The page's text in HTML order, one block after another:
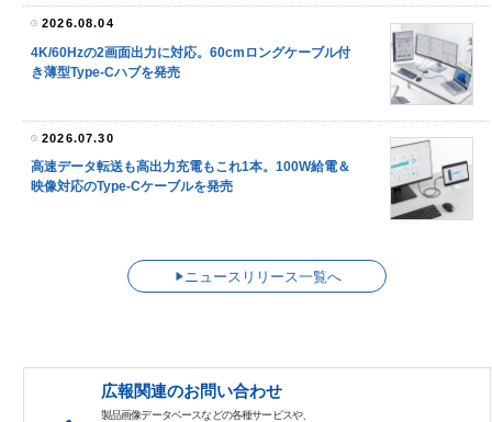
2026.08.04
4K/60Hzの2画面出力に対応。60cmロングケーブル付
き薄型Type-Cハブを発売
2026.07.30
高速データ転送も高出力充電もこれ1本。100W給電＆
映像対応のType-Cケーブルを発売
ニュースリリース一覧へ
広報関連のお問い合わせ
製品画像データベースなどの各種サービスや、